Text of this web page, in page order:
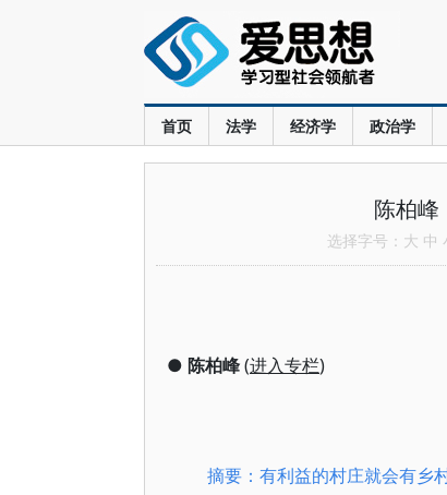
首页 法学 经济学 政治学
陈柏峰
选择字号： 大 中
● 陈柏峰(进入专栏)
摘要：有利益的村庄就会有乡